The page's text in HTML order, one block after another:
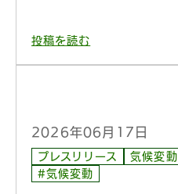
投稿を読む
2026年06月17日
プレスリリース 気候変動
#気候変動